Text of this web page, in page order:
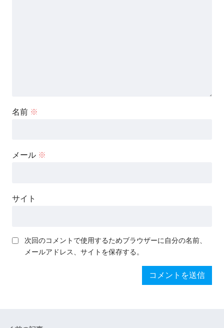
名前 ※
メール ※
サイト
次回のコメントで使用するためブラウザーに自分の名前、
メールアドレス、サイトを保存する。